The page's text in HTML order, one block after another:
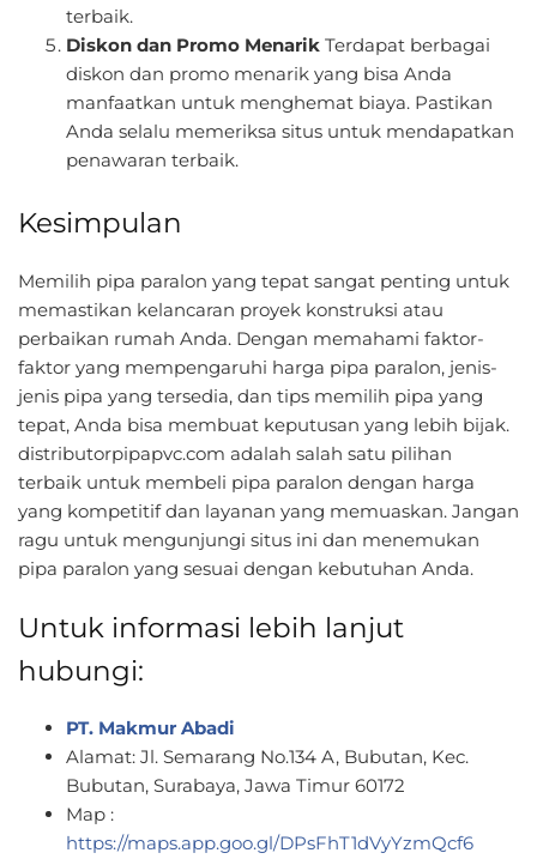
terbaik.
Diskon dan Promo Menarik Terdapat berbagai
diskon dan promo menarik yang bisa Anda
manfaatkan untuk menghemat biaya. Pastikan
Anda selalu memeriksa situs untuk mendapatkan
penawaran terbaik.
Kesimpulan
Memilih pipa paralon yang tepat sangat penting untuk
memastikan kelancaran proyek konstruksi atau
perbaikan rumah Anda. Dengan memahami faktor-
faktor yang mempengaruhi harga pipa paralon, jenis-
jenis pipa yang tersedia, dan tips memilih pipa yang
tepat, Anda bisa membuat keputusan yang lebih bijak.
distributorpipapvc.com adalah salah satu pilihan
terbaik untuk membeli pipa paralon dengan harga
yang kompetitif dan layanan yang memuaskan. Jangan
ragu untuk mengunjungi situs ini dan menemukan
pipa paralon yang sesuai dengan kebutuhan Anda.
Untuk informasi lebih lanjut
hubungi:
PT. Makmur Abadi
Alamat: Jl. Semarang No.134 A, Bubutan, Kec.
Bubutan, Surabaya, Jawa Timur 60172
Map :
https://maps.app.goo.gl/DPsFhT1dVyYzmQcf6